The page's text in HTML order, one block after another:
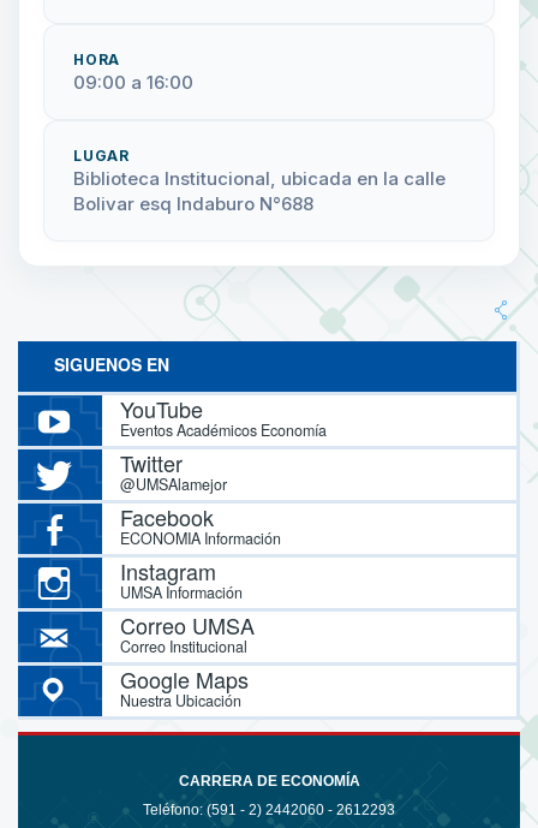
HORA
09:00 a 16:00
LUGAR
Biblioteca Institucional, ubicada en la calle
Bolivar esq Indaburo N°688
SIGUENOS EN
YouTube
Eventos Académicos Economía
Twitter
@UMSAlamejor
Facebook
ECONOMIA Información
Instagram
UMSA Información
Correo UMSA
Correo Institucional
Google Maps
Nuestra Ubicación
CARRERA DE ECONOMÍA
Teléfono: (591 - 2) 2442060 - 2612293